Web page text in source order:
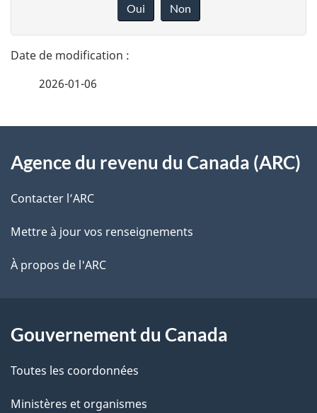
t
a
l
s
l
a
a
g
e
n
o
t
r
e
é
t
a
t
i
Oui Non
2026-01-06
propos
de
ce
site
Agence du revenu du Canada (ARC)
Contacter l’ARC
Mettre à jour vos renseignements
À propos de l'ARC
Gouvernement du Canada
Toutes les coordonnées
Ministères et organismes